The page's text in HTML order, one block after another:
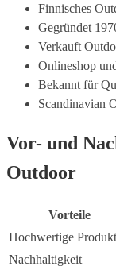
Finnisches
Gegründet
Verkauft
Onlineshop
Bekannt für
Scandinavian
Vor- und
Outdoor
Vorteile
Hochwertige
Nachhaltigkeit